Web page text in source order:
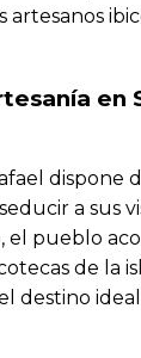
artesanos
en
dispone
a sus
el pueblo
de la
destino